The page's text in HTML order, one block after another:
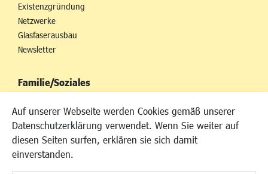
Auf unserer Webseite werden Cookies gemäß unserer
Datenschutzerklärung verwendet. Wenn Sie weiter auf
diesen Seiten surfen, erklären sie sich damit
einverstanden.
Existenzgründung
Netzwerke
Glasfaserausbau
Newsletter
Familie/Soziales
Kinderbetreuung
Kinder und Jugend
Institutionen für Familien
Frauen